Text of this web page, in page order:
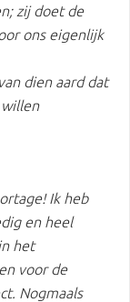
zij doet de
ons eigenlijk
dien aard dat
Ik heb
en heel
het
voor de
Nogmaals